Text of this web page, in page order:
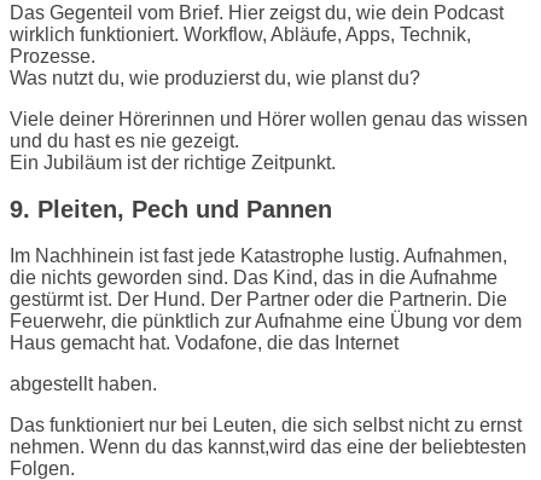
Das Gegenteil vom Brief. Hier zeigst du, wie dein Podcast
wirklich funktioniert. Workflow, Abläufe, Apps, Technik,
Prozesse.
Was nutzt du, wie produzierst du, wie planst du?
Viele deiner Hörerinnen und Hörer wollen genau das wissen
und du hast es nie gezeigt.
Ein Jubiläum ist der richtige Zeitpunkt.
9. Pleiten, Pech und Pannen
Im Nachhinein ist fast jede Katastrophe lustig. Aufnahmen,
die nichts geworden sind. Das Kind, das in die Aufnahme
gestürmt ist. Der Hund. Der Partner oder die Partnerin. Die
Feuerwehr, die pünktlich zur Aufnahme eine Übung vor dem
Haus gemacht hat. Vodafone, die das Internet
abgestellt haben.
Das funktioniert nur bei Leuten, die sich selbst nicht zu ernst
nehmen. Wenn du das kannst,wird das eine der beliebtesten
Folgen.